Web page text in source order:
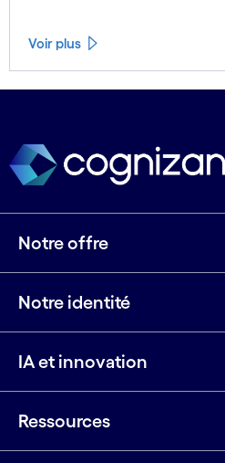
Voir plus
Notre offre
Notre identité
IA et innovation
Ressources